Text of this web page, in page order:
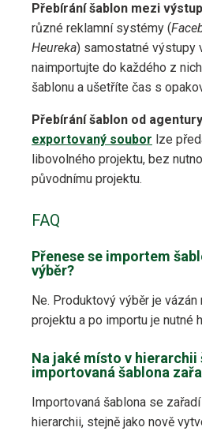
Přebírání šablon mezi
různé reklamní systémy (
Heureka) samostatné výstupy
naimportujte do každého z
šablonu a ušetříte čas s
Přebírání šablon od
exportovaný soubor lze
libovolného projektu, bez
původnímu projektu.
FAQ
Přenese se importem
výběr?
Ne. Produktový výběr je
projektu a po importu je nutné
Na jaké místo v hierarchii
importovaná šablona
Importovaná šablona se
hierarchii, stejně jako nově